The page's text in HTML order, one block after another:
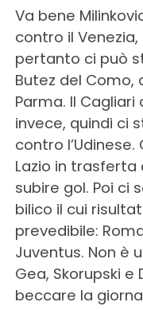
Va bene
contro il
pertanto ci può
Butez del Como,
Parma. Il
invece, quindi ci
contro
Lazio in
subire gol. Poi ci
bilico il cui
prevedibile:
Juventus. Non è
Gea, Skorupski e
beccare la